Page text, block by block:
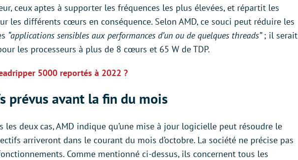
ceux aptes à supporter les fréquences les plus élevées, et répartit les
les différents cœurs en conséquence. Selon AMD, ce souci peut réduire les
“applications sensibles aux performances d’un ou de quelques threads”; il serait
les processeurs à plus de 8 cœurs et 65 W de TDP.
5000 reportés à 2022 ?
prévus avant la fin du mois
les deux cas, AMD indique qu’une mise à jour logicielle peut résoudre le
arriveront dans le courant du mois d’octobre. La société ne précise pas
Comme mentionné ci-dessus, ils concernent tous les